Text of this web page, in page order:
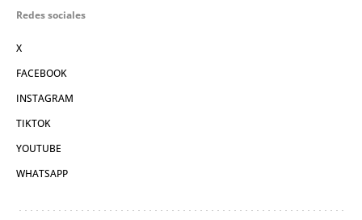
Redes sociales
X
FACEBOOK
INSTAGRAM
TIKTOK
YOUTUBE
WHATSAPP